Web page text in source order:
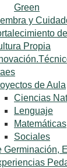
Green
y
Propia
de Aula
Ciencias
Lenguaje
Matemáticas
Sociales
Germinación,